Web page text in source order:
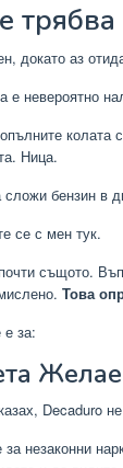
докато аз
е невероятно
колата
Ница.
бензин в
се с мен тук.
същото.
Това
е за:
Decaduro
за незаконни